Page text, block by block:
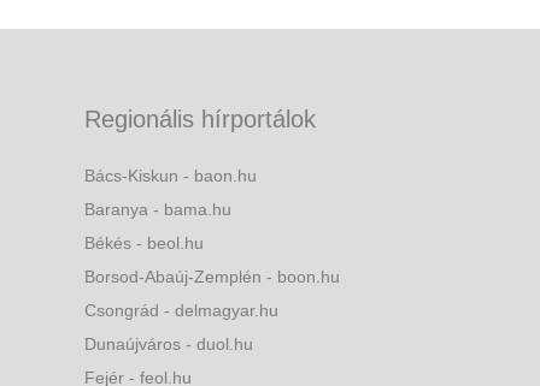
Regionális hírportálok
Bács-Kiskun - baon.hu
Baranya - bama.hu
Békés - beol.hu
Borsod-Abaúj-Zemplén - boon.hu
Csongrád - delmagyar.hu
Dunaújváros - duol.hu
Fejér - feol.hu